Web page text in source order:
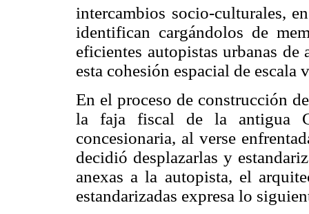
intercambios socio-culturales,
identifican cargándolos de
eficientes autopistas urbanas
esta cohesión espacial de
En el proceso de construcción
la faja fiscal de la antigua
concesionaria, al verse
decidió desplazarlas y
anexas a la autopista, el
estandarizadas expresa lo